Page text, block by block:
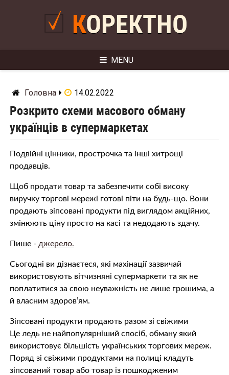
КОРЕКТНО
MENU
Головна 14.02.2022
Розкрито схеми масового обману
українців в супермаркетах
Подвійні цінники, прострочка та інші хитрощі
продавців.
Щоб продати товар та забезпечити собі високу
виручку торгові мережі готові піти на будь-що. Вони
продають зіпсовані продукти під виглядом акційних,
змінюють ціну просто на касі та недодають здачу.
Пише - джерело.
Сьогодні ви дізнаєтеся, які махінації зазвичай
використовують вітчизняні супермаркети та як не
поплатитися за свою неуважність не лише грошима, а
й власним здоров’ям.
Зіпсовані продукти продають разом зі свіжими
Це ледь не найпопулярніший спосіб, обману який
використовує більшість українських торгових мереж.
Поряд зі свіжими продуктами на полиці кладуть
зіпсований товар або товар із пошкодженим